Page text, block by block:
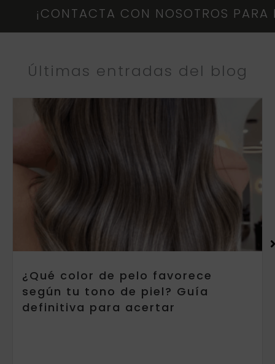
¡CONTACTA CON NOSOTROS PARA
Últimas entradas del blog
¿Qué color de pelo favorece
según tu tono de piel? Guía
definitiva para acertar